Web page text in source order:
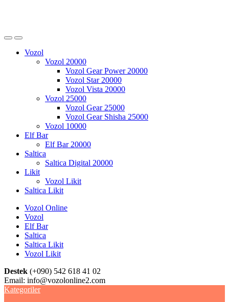
Vozol
Vozol 20000
Vozol Gear Power 20000
Vozol Star 20000
Vozol Vista 20000
Vozol 25000
Vozol Gear 25000
Vozol Gear Shisha 25000
Vozol 10000
Elf Bar
Elf Bar 20000
Saltica
Saltica Digital 20000
Likit
Vozol Likit
Saltica Likit
Vozol Online
Vozol
Elf Bar
Saltica
Saltica Likit
Vozol Likit
Destek (+090) 542 618 41 02
Email: info@vozolonline2.com
Kategoriler